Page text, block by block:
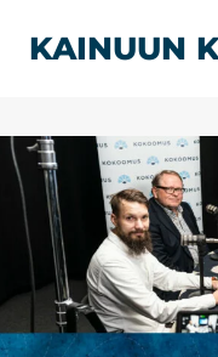
sisältöön
KAINUUN